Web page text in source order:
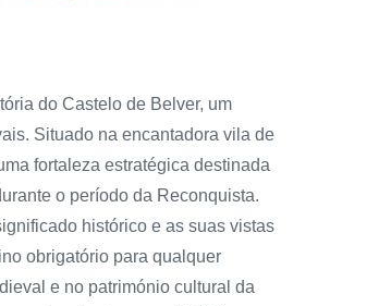
do Castelo de Belver, um
Situado na encantadora vila de
fortaleza estratégica destinada
o período da Reconquista.
histórico e as suas vistas
obrigatório para qualquer
e no património cultural da